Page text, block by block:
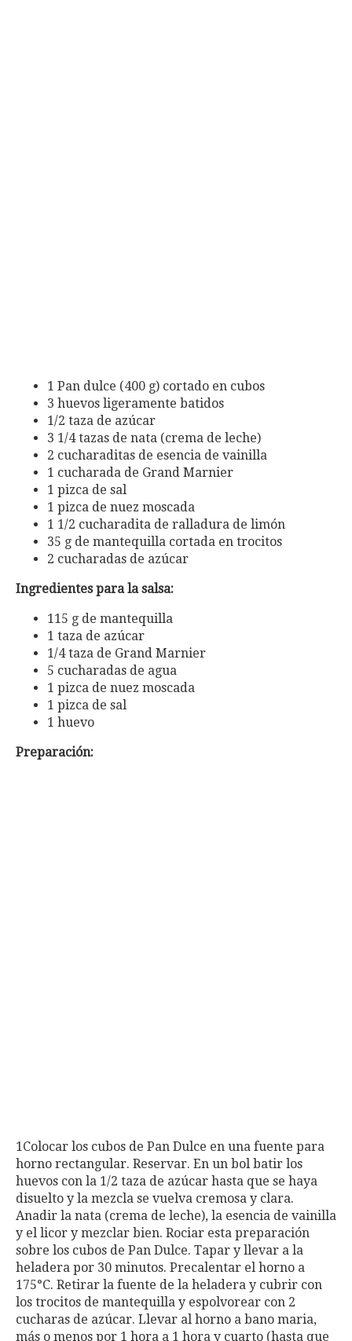
1 Pan dulce (400 g) cortado en cubos
3 huevos ligeramente batidos
1/2 taza de azúcar
3 1/4 tazas de nata (crema de leche)
2 cucharaditas de esencia de vainilla
1 cucharada de Grand Marnier
1 pizca de sal
1 pizca de nuez moscada
1 1/2 cucharadita de ralladura de limón
35 g de mantequilla cortada en trocitos
2 cucharadas de azúcar
Ingredientes para la salsa:
115 g de mantequilla
1 taza de azúcar
1/4 taza de Grand Marnier
5 cucharadas de agua
1 pizca de nuez moscada
1 pizca de sal
1 huevo
Preparación:
1Colocar los cubos de Pan Dulce en una fuente para
horno rectangular. Reservar. En un bol batir los
huevos con la 1/2 taza de azúcar hasta que se haya
disuelto y la mezcla se vuelva cremosa y clara.
Anadir la nata (crema de leche), la esencia de vainilla
y el licor y mezclar bien. Rociar esta preparación
sobre los cubos de Pan Dulce. Tapar y llevar a la
heladera por 30 minutos. Precalentar el horno a
175°C. Retirar la fuente de la heladera y cubrir con
los trocitos de mantequilla y espolvorear con 2
cucharas de azúcar. Llevar al horno a bano maria,
más o menos por 1 hora a 1 hora y cuarto (hasta que